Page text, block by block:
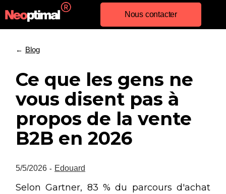
Nous contacter
← Blog
Ce que les gens ne
vous disent pas à
propos de la vente
B2B en 2026
5/5/2026 - Edouard
Selon Gartner, 83 % du parcours d'achat